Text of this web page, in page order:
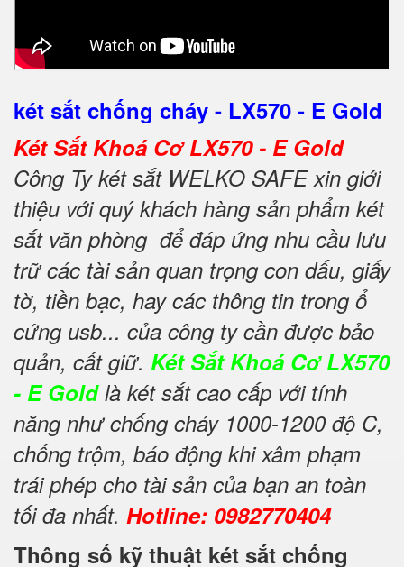
két sắt chống cháy - LX570 - E Gold
Két Sắt Khoá Cơ LX570 - E Gold
Công Ty két sắt WELKO SAFE xin giới
thiệu với quý khách hàng sản phẩm két
sắt văn phòng để đáp ứng nhu cầu lưu
trữ các tài sản quan trọng con dấu, giấy
tờ, tiền bạc, hay các thông tin trong ổ
cứng usb... của công ty cần được bảo
quản, cất giữ. Két Sắt Khoá Cơ LX570
- E Goldlà két sắt cao cấp với tính
năng như chống cháy 1000-1200 độ C,
chống trộm, báo động khi xâm phạm
trái phép cho tài sản của bạn an toàn
tối đa nhất. Hotline: 0982770404
Thông số kỹ thuật két sắt chống